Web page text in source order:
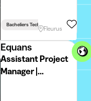
Bacheliers Techniques
Fleurus
Equans
Assistant Project
Manager |